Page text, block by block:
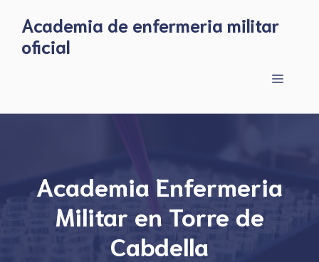
content
Academia de enfermeria militar
oficial
Menu
Academia Enfermeria
Militar en Torre de
Cabdella